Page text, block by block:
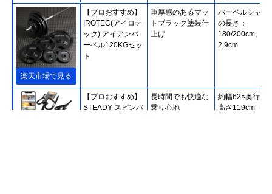
楽天市場で見る
【プロおすすめ】
IROTEC(アイロテ
ック) アイアンバ
ーベル120KGセッ
ト
重厚感のあるマッ
トブラック塗装仕
上げ
バーベルシャフ
の長さ：
180/200cm、穴
2.9cm
【プロおすすめ】
STEADY スピンバ
長時間でも快適な
乗り心地
約幅62×奥行
高さ119cm（最